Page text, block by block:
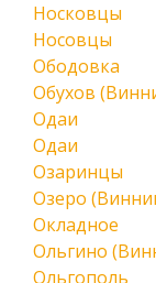
Носковцы
Носовцы
Ободовка
Обухов
Одаи
Одаи
Озаринцы
Озеро
Окладное
Ольгино
Ольгополь